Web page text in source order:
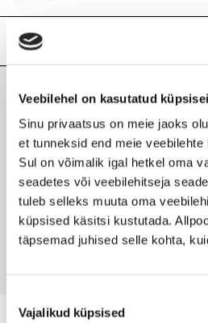
Veebilehel on kasutatud
Sinu privaatsus on meie jaoks
et tunneksid end meie
Sul on võimalik igal hetkel oma
seadetes või veebilehitseja
tuleb selleks muuta oma
küpsised käsitsi kustutada.
täpsemad juhised selle kohta,
valik
Vajalikud küpsised
isododecane, polyethylene, c9-12
triglycerides, hydrogenated
wax/cire de carnauba,
glycol, undecylenic acid,
sclerocarya birrea seed oil,
limonene, [may contain/peut
(ci 77491, ci 77492, ci 77499),
fd&c yellow no. 5 aluminum lake
6 aluminum lake (ci 15985), d&c
15850), d&c red no. 6 barium lake
aluminum lake (ci 42090)].
Lisainfo
Ribakood
Viimati
Rouge Fabuleaux
14,90 €